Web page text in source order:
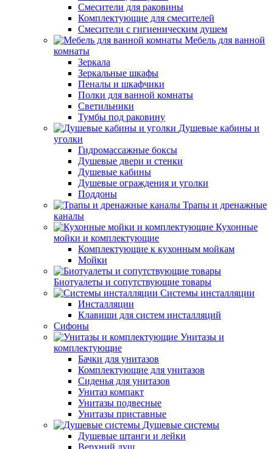
Смесители для раковины
Комплектующие для смесителей
Смесители с гигиеническим душем
Мебель для ванной
комнаты
Зеркала
Зеркальные шкафы
Пеналы и шкафчики
Полки для ванной комнаты
Светильники
Тумбы под раковину
Душевые кабины и
уголки
Гидромассажные боксы
Душевые двери и стенки
Душевые кабины
Душевые ограждения и уголки
Поддоны
Трапы и дренажные
каналы
Кухонные
мойки и комплектующие
Комплектующие к кухонным мойкам
Мойки
Биотуалеты и сопутствующие товары
Системы инсталляции
Инсталляции
Клавиши для систем инсталляций
Сифоны
Унитазы и
комплектующие
Бачки для унитазов
Комплектующие для унитазов
Сиденья для унитазов
Унитаз компакт
Унитазы подвесные
Унитазы приставные
Душевые системы
Душевые штанги и лейки
Верхний душ